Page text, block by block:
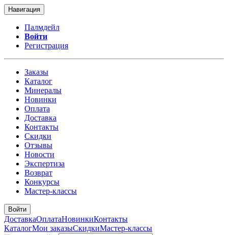
Навигация
Палмдейл
Войти
Регистрация
Заказы
Каталог
Минералы
Новинки
Оплата
Доставка
Контакты
Скидки
Отзывы
Новости
Экспертиза
Возврат
Конкурсы
Мастер-классы
Войти
ДоставкаОплатаНовинкиКонтакты
КаталогМои заказыСкидкиМастер-классы